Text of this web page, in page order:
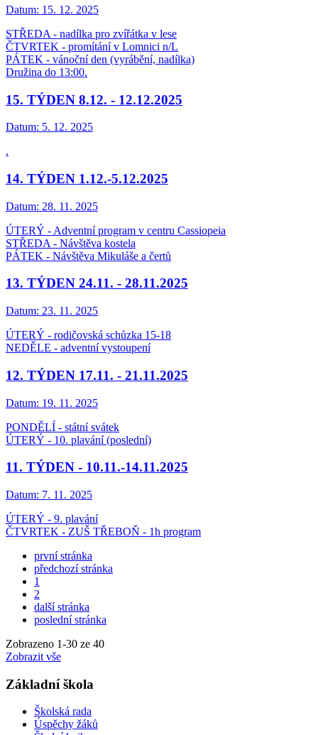
Datum: 15. 12. 2025
STŘEDA - nadílka pro zvířátka v lese
ČTVRTEK - promítání v Lomnici n/L
PÁTEK - vánoční den (vyrábění, nadílka)
Družina do 13:00.
15. TÝDEN 8.12. - 12.12.2025
Datum: 5. 12. 2025
.
14. TÝDEN 1.12.-5.12.2025
Datum: 28. 11. 2025
ÚTERÝ - Adventní program v centru Cassiopeia
STŘEDA - Návštěva kostela
PÁTEK - Návštěva Mikuláše a čertů
13. TÝDEN 24.11. - 28.11.2025
Datum: 23. 11. 2025
ÚTERÝ - rodičovská schůzka 15-18
NEDĚLE - adventní vystoupení
12. TÝDEN 17.11. - 21.11.2025
Datum: 19. 11. 2025
PONDĚLÍ - státní svátek
ÚTERÝ - 10. plavání (poslední)
11. TÝDEN - 10.11.-14.11.2025
Datum: 7. 11. 2025
ÚTERÝ - 9. plavání
ČTVRTEK - ZUŠ TŘEBOŇ - 1h program
první stránka
předchozí stránka
1
2
další stránka
poslední stránka
Zobrazeno 1-30 ze 40
Zobrazit vše
Základní škola
Školská rada
Úspěchy žáků